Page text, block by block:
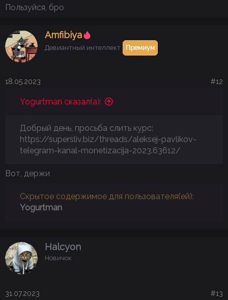
Пользуйся, бро
Аmfibiya
Девиантный интеллект Премиум
18.05.2023 #12
Yogurtman сказал(а):
Добрый день, просьба слить курс:
https://supersliv.biz/threads/aleksej-pavlikov-
telegram-kanal-monetizacija-2023.63612/
Вот, держи
Скрытое содержимое для пользователя(ей):
Yogurtman
Halcyon
Новичок
31.07.2023 #13